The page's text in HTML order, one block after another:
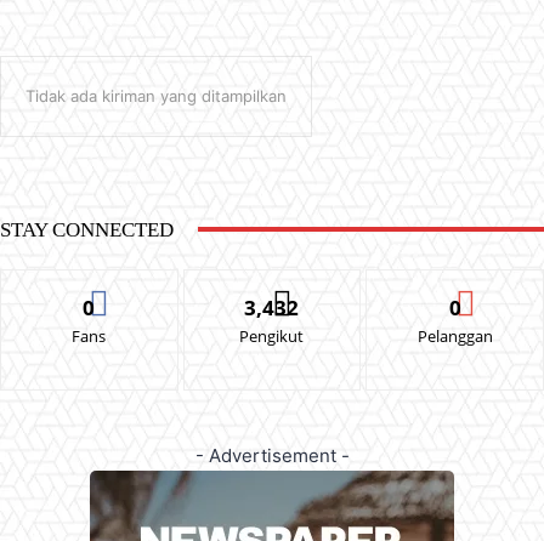
Tidak ada kiriman yang ditampilkan
STAY CONNECTED
0
Fans
3,432
Pengikut
0
Pelanggan
- Advertisement -